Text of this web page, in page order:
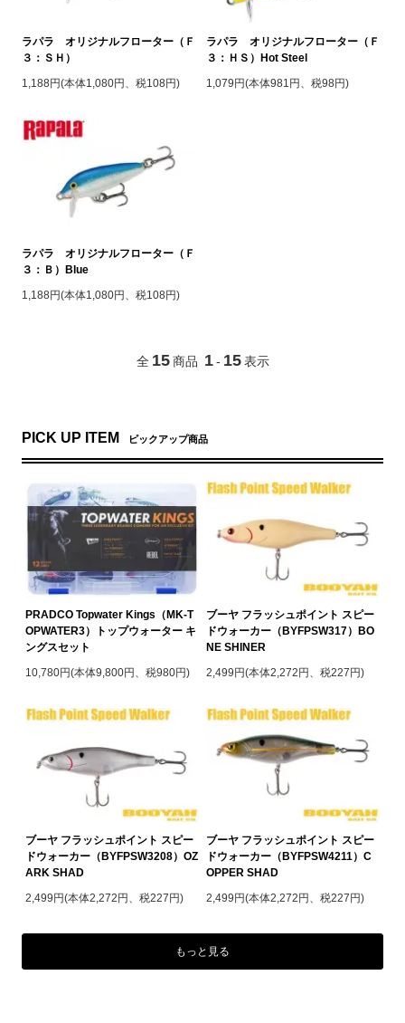
ラパラ オリジナルフローター（Ｆ
３：ＳＨ）
1,188円(本体1,080円、税108円)
ラパラ オリジナルフローター（Ｆ
３：ＨＳ）Hot Steel
1,079円(本体981円、税98円)
ラパラ オリジナルフローター（Ｆ
３：Ｂ）Blue
1,188円(本体1,080円、税108円)
全 15 商品 1 - 15 表示
PICK UP ITEM ピックアップ商品
PRADCO Topwater Kings（MK-T
OPWATER3）トップウォーター キ
ングスセット
10,780円(本体9,800円、税980円)
ブーヤ フラッシュポイント スピー
ドウォーカー（BYFPSW317）BO
NE SHINER
2,499円(本体2,272円、税227円)
ブーヤ フラッシュポイント スピー
ドウォーカー（BYFPSW3208）OZ
ARK SHAD
2,499円(本体2,272円、税227円)
ブーヤ フラッシュポイント スピー
ドウォーカー（BYFPSW4211）C
OPPER SHAD
2,499円(本体2,272円、税227円)
もっと見る